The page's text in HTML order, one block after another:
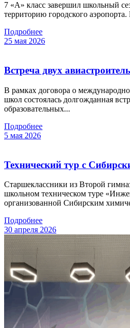
7 «А» класс завершил школьный
территорию городского аэропорта.
Подробнее
25 мая 2026
Встреча двух
В рамках договора о
школ состоялась долгожданная
образовательных...
Подробнее
5 мая 2026
Технический тур с
Старшеклассники из Второй
школьном техническом туре
организованной Сибирским
Подробнее
30 апреля 2026